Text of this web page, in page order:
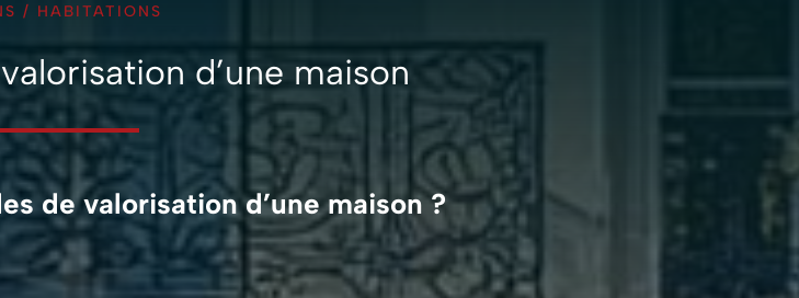
/ HABITATIONS
d’une maison
de valorisation d’une maison ?